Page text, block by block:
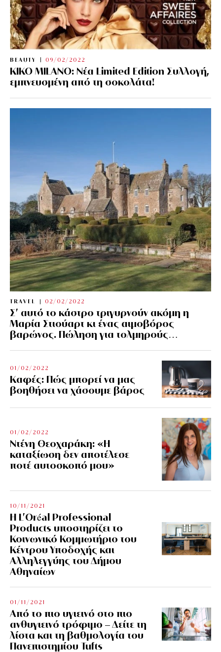
BEAUTY 09/02/2022
KIKO MILANO: Νέα Limited Edition Συλλογή,
εμπνευσμένη από τη σοκολάτα!
TRAVEL 02/02/2022
Σ’ αυτό το κάστρο τριγυρνούν ακόμη η
Μαρία Στιούαρτ κι ένας αιμοβόρος
βαρώνος. Πώληση για τολμηρούς…
01/02/2022
Kαφές: Πώς μπορεί να μας
βοηθήσει να χάσουμε βάρος
01/02/2022
Ντένη Θεοχαράκη: «Η
καταξίωση δεν αποτέλεσε
ποτέ αυτοσκοπό μου»
10/11/2021
Η L’Οréal Professional
Products υποστηρίζει το
Κοινωνικό Κομμωτήριο του
Κέντρου Υποδοχής και
Αλληλεγγύης του Δήμου
Αθηναίων
01/11/2021
Από το πιο υγιεινό στο πιο
ανθυγιεινό τρόφιμο – Δείτε τη
λίστα και τη βαθμολογία του
Πανεπιστημίου Tufts